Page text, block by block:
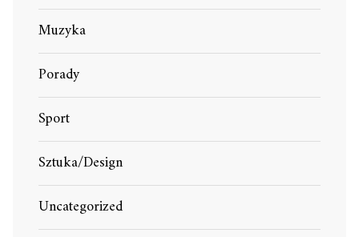
Muzyka
Porady
Sport
Sztuka/Design
Uncategorized